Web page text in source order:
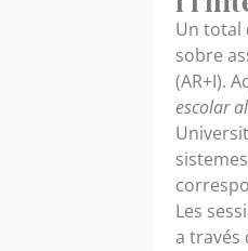
Un total
sobre
(AR+I).
escolar
Les
a través